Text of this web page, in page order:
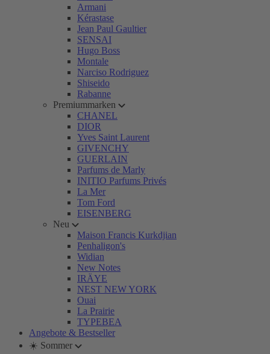
Armani
Kérastase
Jean Paul Gaultier
SENSAI
Hugo Boss
Montale
Narciso Rodriguez
Shiseido
Rabanne
Premiummarken
CHANEL
DIOR
Yves Saint Laurent
GIVENCHY
GUERLAIN
Parfums de Marly
INITIO Parfums Privés
La Mer
Tom Ford
EISENBERG
Neu
Maison Francis Kurkdjian
Penhaligon's
Widian
New Notes
IRÄYE
NEST NEW YORK
Ouai
La Prairie
TYPEBEA
Angebote & Bestseller
☀️ Sommer